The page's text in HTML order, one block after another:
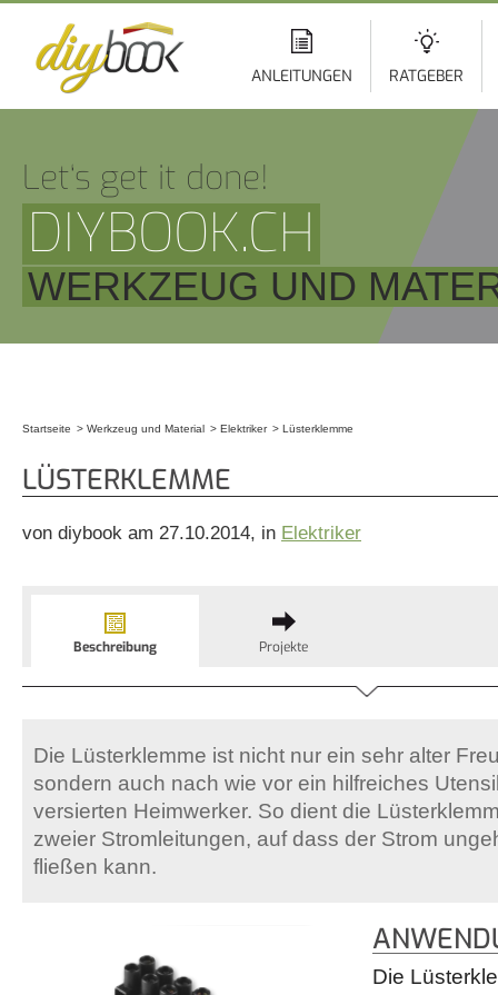
ANLEITUNGEN RATGEBER
Let‘s get it done!
DIYBOOK.CH
WERKZEUG UND
Startseite Werkzeug und Material Elektriker Lüsterklemme
LÜSTERKLEMME
von diybook am 27.10.2014, in Elektriker
Beschreibung Projekte
Die Lüsterklemme ist nicht nur ein sehr alter
sondern auch nach wie vor ein hilfreiches
versierten Heimwerker. So dient die
zweier Stromleitungen, auf dass der Strom
fließen kann.
Die